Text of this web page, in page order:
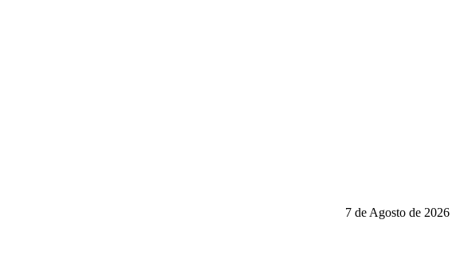
7 de Agosto de 2026